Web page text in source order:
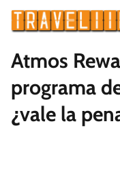
Atmos
programa
¿vale la